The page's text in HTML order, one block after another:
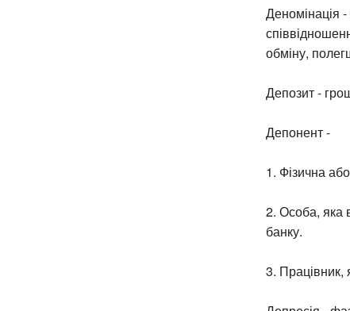
Деномінація
обміну,
Депозит -
Депонент -
1. Фізична
2. Особа, яка
банку.
3. Працівник,